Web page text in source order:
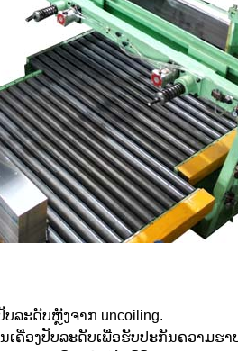
ບລະດັບຫຼັງຈາກ uncoiling.
ຄື່ອງປັບລະດັບເພື່ອຮັບປະກັນຄວາມຮາ